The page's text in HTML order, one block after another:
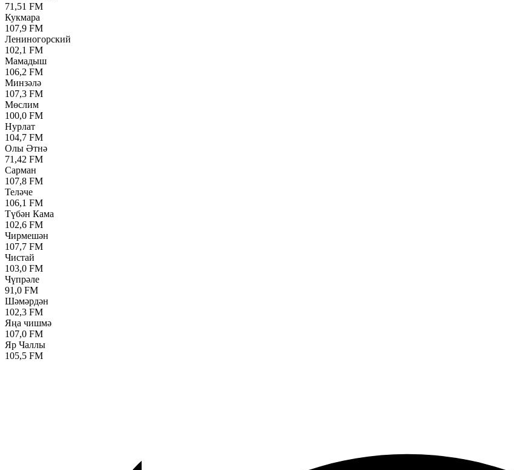
71,51 FM
Кукмара
107,9 FM
Лениногорский
102,1 FM
Мамадыш
106,2 FM
Минзәлә
107,3 FM
Мөслим
100,0 FM
Нурлат
104,7 FM
Олы Әтнә
71,42 FM
Сарман
107,8 FM
Теләче
106,1 FM
Түбән Кама
102,6 FM
Чирмешән
107,7 FM
Чистай
103,0 FM
Чүпрәле
91,0 FM
Шәмәрдән
102,3 FM
Яңа чишмә
107,0 FM
Яр Чаллы
105,5 FM